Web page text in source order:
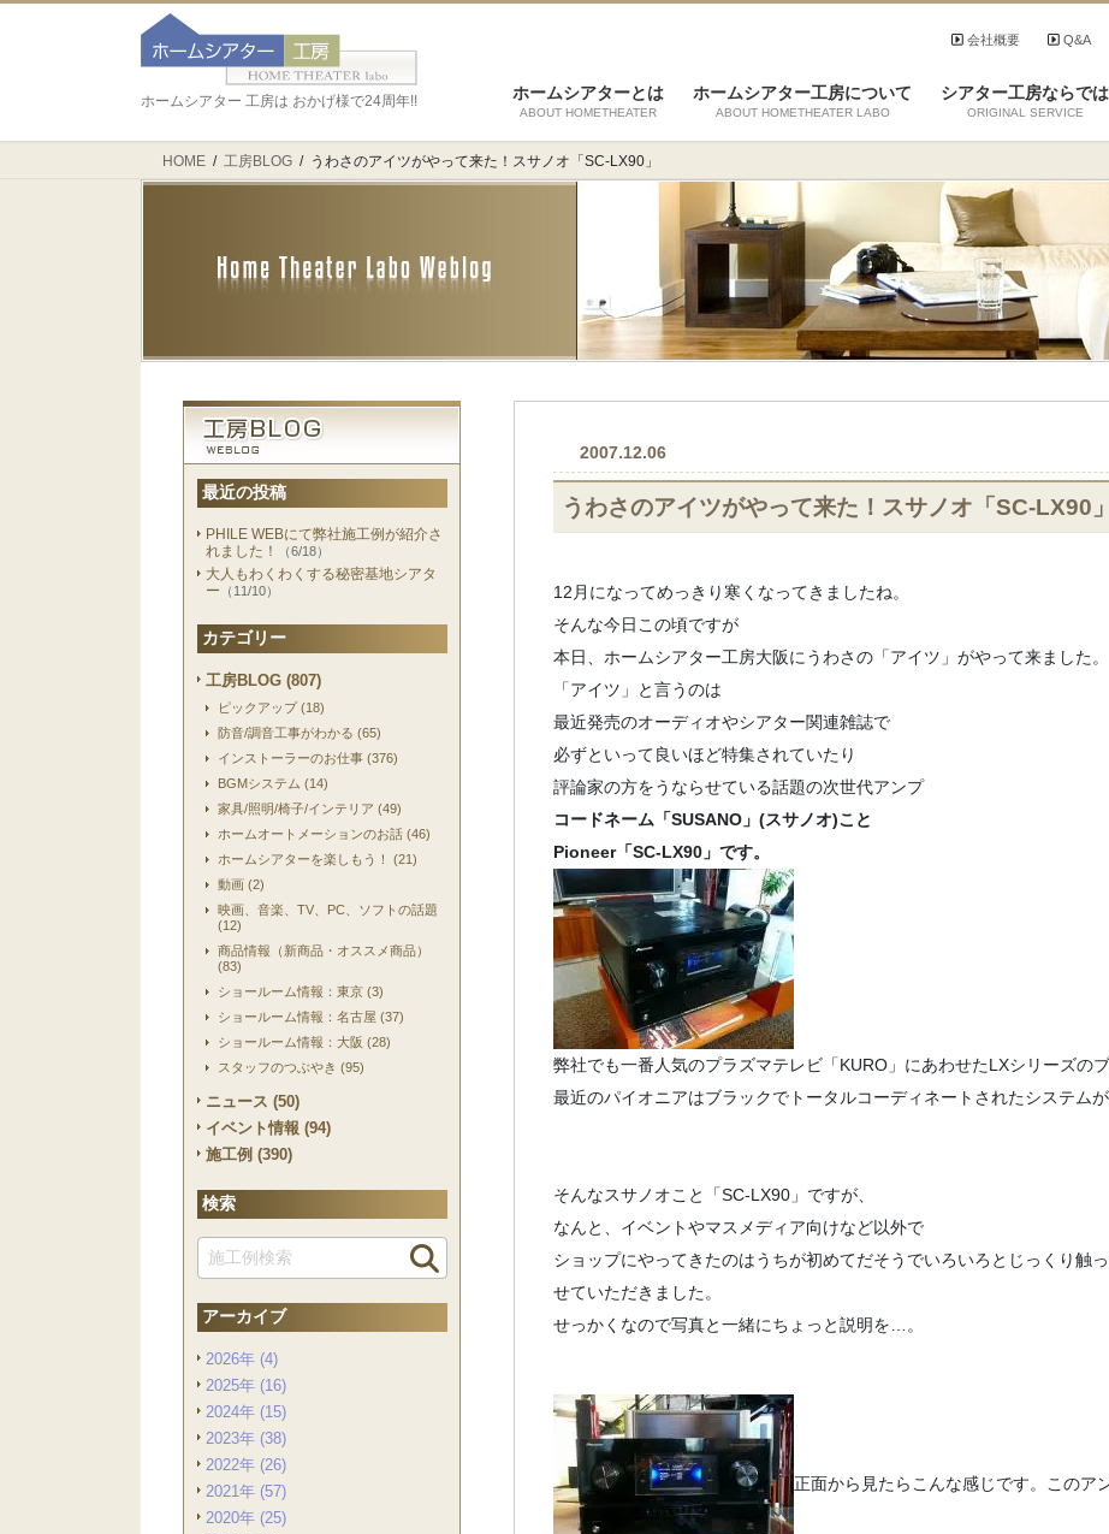
Q&A
会社概要
ホームシアター 工房は おかげ様で24周年!! ホームシアターとは
ABOUT HOMETHEATER
ホームシアター工房について
ABOUT HOMETHEATER LABO
シアター工房ならでは
ORIGINAL SERVICE
HOME 工房BLOG うわさのアイツがやって来た！スサノオ「SC-LX90」
最近の投稿
PHILE WEBにて弊社施工例が紹介さ
れました！
（6/18）
大人もわくわくする秘密基地シアタ
ー （11/10）
カテゴリー
工房BLOG (807)
ピックアップ (18)
防音/調音工事がわかる (65)
インストーラーのお仕事 (376)
BGMシステム (14)
家具/照明/椅子/インテリア (49)
ホームオートメーションのお話 (46)
ホームシアターを楽しもう！ (21)
動画 (2)
映画、音楽、TV、PC、ソフトの話題
(12)
商品情報（新商品・オススメ商品）
(83)
ショールーム情報：東京 (3)
ショールーム情報：名古屋 (37)
ショールーム情報：大阪 (28)
スタッフのつぶやき (95)
ニュース (50)
イベント情報 (94)
施工例 (390)
検索
アーカイブ
2026年 (4)
2025年 (16)
2024年 (15)
2023年 (38)
2022年 (26)
2021年 (57)
2020年 (25)
2007.12.06
うわさのアイツがやって来た！スサノオ「SC-LX90」
12月になってめっきり寒くなってきましたね。
そんな今日この頃ですが
本日、ホームシアター工房大阪にうわさの「アイツ」がやって来ました。
「アイツ」と言うのは
最近発売のオーディオやシアター関連雑誌で
必ずといって良いほど特集されていたり
評論家の方をうならせている話題の次世代アンプ
コードネーム「SUSANO」(スサノオ)こと
Pioneer「SC-LX90」です。
弊社でも一番人気のプラズマテレビ「KURO」にあわせたLXシリーズの
最近のパイオニアはブラックでトータルコーディネートされたシステムが
そんなスサノオこと「SC-LX90」ですが、
なんと、イベントやマスメディア向けなど以外で
ショップにやってきたのはうちが初めてだそうでいろいろとじっくり触
せていただきました。
せっかくなので写真と一緒にちょっと説明を…。
正面から見たらこんな感じです。このア